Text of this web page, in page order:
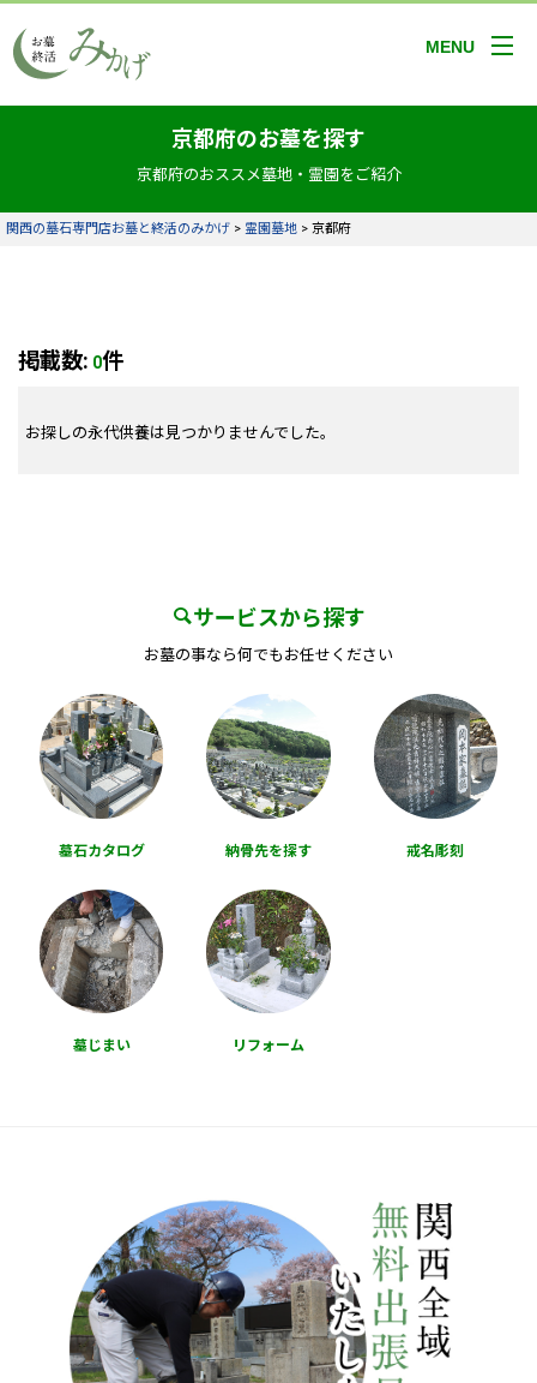
MENU
京都府のお墓を探す
京都府のおススメ墓地・霊園をご紹介
関西の墓石専門店お墓と終活のみかげ > 霊園墓地 > 京都府
掲載数: 0件
お探しの永代供養は見つかりませんでした。
サービスから探す
お墓の事なら何でもお任せください
墓石カタログ 納骨先を探す 戒名彫刻
墓じまい リフォーム